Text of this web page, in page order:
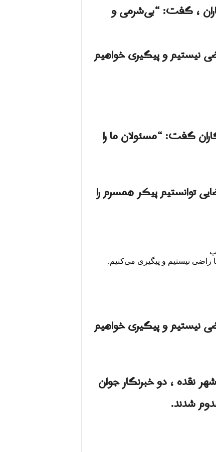
، گفت: “بی‌شرمی و
نیستیم و پیگیری خواهیم
گفت: “مسئولان ما را
توانستیم پیکر همسرم را
نیستیم و پیگیری می‌کنیم.
نیستیم و پیگیری خواهیم
شهر نقده ، دو خبرنگار جوان